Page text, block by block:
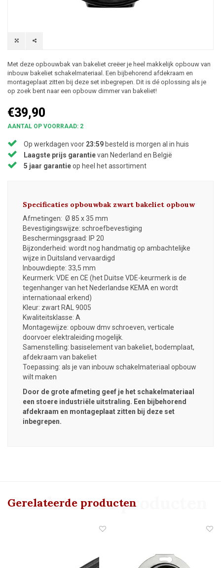
Met deze opbouwbak van bakeliet creëer je heel makkelijk opbouw van
inbouw bakeliet schakelmateriaal. Een bijbehorend afdekraam en
montageplaat zitten bij deze set inbegrepen. Dit is dé oplossing als je
op zoek bent naar een opbouw dimmer van bakeliet!
€39,90
AANTAL OP VOORRAAD: 2
Op werkdagen voor 23:59 besteld is morgen al in huis
Laagste prijs garantievan Nederland en België
5 jaar garantieop heel het assortiment
Specificaties opbouwbak zwart bakeliet opbouw
Afmetingen: Ø 85 x 35 mm
Bevestigingswijze: schroefbevestiging
Beschermingsgraad: IP 20
Bijzonderheid: wordt nog handmatig op ambachtelijke
wijze in Duitsland vervaardigd
Inbouwdiepte: 33,5 mm
Keurmerk: VDE en CE (het Duitse VDE-keurmerk is de
tegenhanger van het Nederlandse KEMA en wordt
internationaal erkend)
Kleur: zwart RAL 9005
Kwaliteitsklasse: A
Montagewijze: opbouw dmv schroeven, verticale
doorvoer elektraleiding mogelijk.
Samenstelling: basiselement van bakeliet, bodemplaat,
afdekraam van bakeliet
Toepassing: als je van inbouw schakelmateriaal opbouw
wilt maken
Door de grote afmeting geef je het schakelmateriaal
een stoere industriële uitstraling. Een bijbehorend
afdekraam en montageplaat zitten bij deze set
inbegrepen.
Gerelateerde producten
Gerelateerde producten